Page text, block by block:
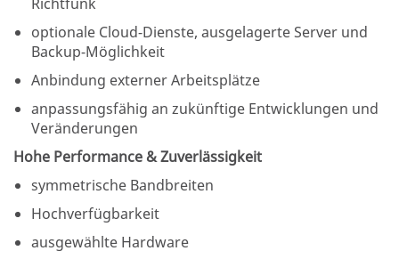
optionale Cloud-Dienste, ausgelagerte Server und
Backup-Möglichkeit
Anbindung externer Arbeitsplätze
anpassungsfähig an zukünftige Entwicklungen und
Veränderungen
Hohe Performance & Zuverlässigkeit
symmetrische Bandbreiten
Hochverfügbarkeit
ausgewählte Hardware